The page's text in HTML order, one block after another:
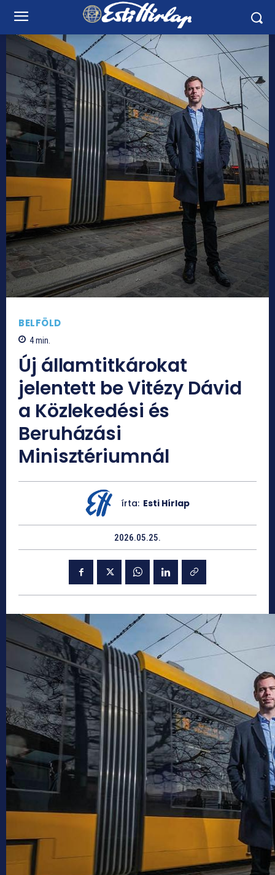
BELFÖLD
4min.
Új államtitkárokat
jelentett be Vitézy Dávid
a Közlekedési és
Beruházási
Minisztériumnál
írta: Esti Hírlap
2026.05.25.